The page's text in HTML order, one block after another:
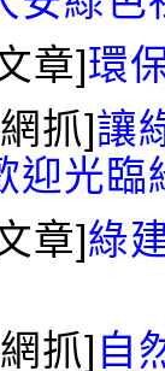
章]環
抓]讓
迎光臨
章]綠
抓] 自